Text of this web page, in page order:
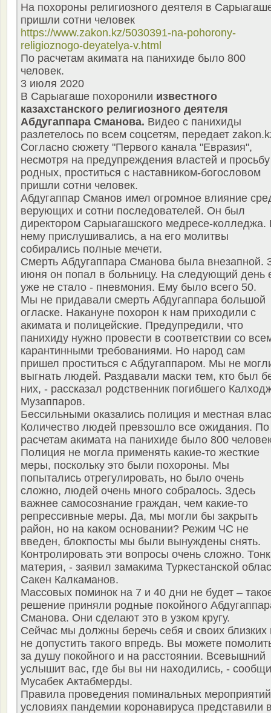
На похороны религиозного деятеля в
пришли сотни человек
https://www.zakon.kz/5030391-na-pohorony-
religioznogo-deyatelya-v.html
По расчетам акимата на панихиде было 800
человек.
3 июля 2020
В Сарыагаше похоронили известного
казахстанского религиозного деятеля
Абдугаппара Сманова. Видео с панихиды
разлетелось по всем соцсетям, передает
Согласно сюжету "Первого канала "Евразия",
несмотря на предупреждения властей и просьбу
родных, проститься с наставником-богословом
пришли сотни человек.
Абдугаппар Сманов имел огромное влияние
верующих и сотни последователей. Он был
директором Сарыагашского медресе-колледжа.
нему прислушивались, а на его молитвы
собирались полные мечети.
Смерть Абдугаппара Сманова была внезапной.
июня он попал в больницу. На следующий день
уже не стало - пневмония. Ему было всего 50.
Мы не придавали смерть Абдугаппара большой
огласке. Накануне похорон к нам приходили с
акимата и полицейские. Предупредили, что
панихиду нужно провести в соответствии со
карантинными требованиями. Но народ сам
пришел проститься с Абдугаппаром. Мы не
выгнать людей. Раздавали маски тем, кто был
них, - рассказал родственник погибшего
Музаппаров.
Бессильными оказались полиция и местная
Количество людей превзошло все ожидания. По
расчетам акимата на панихиде было 800
Полиция не могла применять какие-то жесткие
меры, поскольку это были похороны. Мы
попытались отрегулировать, но было очень
сложно, людей очень много собралось. Здесь
важнее самосознание граждан, чем какие-то
репрессивные меры. Да, мы могли бы закрыть
район, но на каком основании? Режим ЧС не
введен, блокпосты мы были вынуждены снять.
Контролировать эти вопросы очень сложно.
материя, - заявил замакима Туркестанской
Сакен Калкаманов.
Массовых поминок на 7 и 40 дни не будет –
решение приняли родные покойного
Сманова. Они сделают это в узком кругу.
Сейчас мы должны беречь себя и своих близких
не допустить такого впредь. Вы можете
за душу покойного и на расстоянии. Всевышний
услышит вас, где бы вы ни находились, -
Мусабек Актабмерды.
Правила проведения поминальных
условиях пандемии коронавируса представили